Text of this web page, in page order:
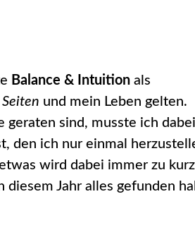
Balance & Intuition als
und mein Leben gelten.
geraten sind, musste ich
den ich nur einmal
wird dabei immer zu kurz
diesem Jahr alles gefunden